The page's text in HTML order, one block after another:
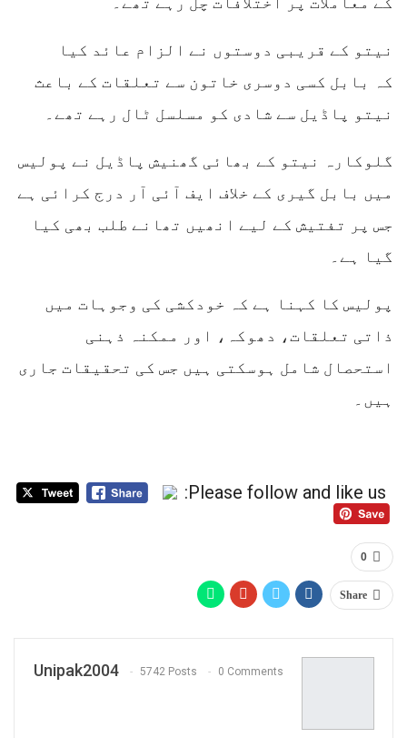
نیتو کے قریبی دوستوں نے الزام عائد کیا
کہ بابل کسی دوسری خاتون سے تعلقات کے باعث
نیتو پاڈیل سے شادی کو مسلسل ٹال رہے تھے۔
گلوکارہ نیتو کے بھائی گھنیش پاڈیل نے پولیس
میں بابل گیری کے خلاف ایف آئی آر درج کرائی ہے
جس پر تفتیش کے لیے انھیں تھانے طلب بھی کیا
گیا ہے۔
پولیس کا کہنا ہے کہ خودکشی کی وجوہات میں
ذاتی تعلقات، دھوکہ، اور ممکنہ ذہنی
استحصال شامل ہوسکتی ہیں جس کی تحقیقات جاری
ہیں۔
Please follow and like us:
0
Share
Unipak2004 5742 Posts 0 Comments